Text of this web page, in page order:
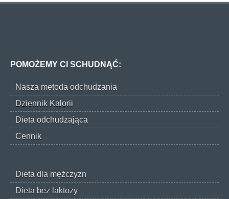
POMOŻEMY CI SCHUDNĄĆ:
Nasza metoda odchudzania
Dziennik Kalorii
Dieta odchudzająca
Cennik
Dieta dla mężczyzn
Dieta bez laktozy